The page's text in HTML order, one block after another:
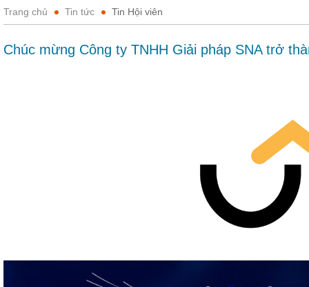
Trang chủ Tin tức Tin Hội viên
Chúc mừng Công ty TNHH Giải pháp SNA trở